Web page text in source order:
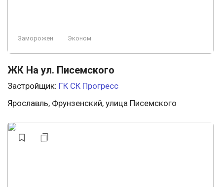
Заморожен Эконом
ЖК На ул. Писемского
Застройщик: ГК СК Прогресс
Ярославль, Фрунзенский, улица Писемского